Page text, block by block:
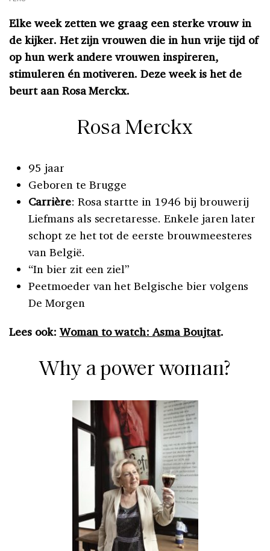
Elke week zetten we graag een sterke vrouw in
de kijker. Het zijn vrouwen die in hun vrije tijd of
op hun werk andere vrouwen inspireren,
stimuleren én motiveren. Deze week is het de
beurt aan Rosa Merckx.
Rosa Merckx
95 jaar
Geboren te Brugge
Carrière: Rosa startte in 1946 bij brouwerij
Liefmans als secretaresse. Enkele jaren later
schopt ze het tot de eerste brouwmeesteres
van België.
“In bier zit een ziel”
Peetmoeder van het Belgische bier volgens
De Morgen
Lees ook: Woman to watch: Asma Boujtat.
Why a power woman?